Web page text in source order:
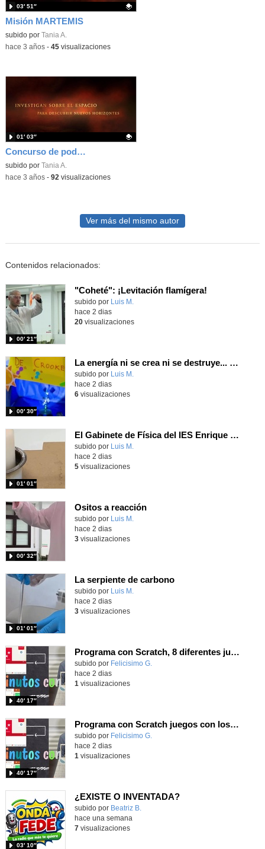
Misión MARTEMIS
Contenido educativo.
subido por Tania A.
03′ 51″
-hace 3 años- 45visualizaciones
Concurso de podcast 5º curso 2022-23
Contenido educativo.
subido por Tania A.
01′ 03″
-hace 3 años- 92 visualizaciones
Ver más del mismo autor
Contenidos relacionados:
"Coheté": ¡Levitación flamígera!
Contenido educativo.
subido por Luis M.
00′ 21″
hace 2 dias
20visualizaciones
La energía ni se crea ni se destruye... ¡se experimenta! El Tierno en la Feria Madrid es Ciencia 2026
Contenido educativo.
subido por Luis M.
00′ 30″
hace 2 dias
6visualizaciones
El Gabinete de Física del IES Enrique Tierno Galván de Parla (Curso 25-26)
Contenido educativo.
subido por Luis M.
01′ 01″
hace 2 dias
5visualizaciones
Ositos a reacción
Contenido educativo.
subido por Luis M.
00′ 32″
hace 2 dias
3visualizaciones
La serpiente de carbono
Contenido educativo.
subido por Luis M.
01′ 01″
hace 2 dias
3visualizaciones
Programa con Scratch, 8 diferentes juegos para vivir la emoción de los partidos de España en el mundial 2026
Contenido educativo.
subido por Felicisimo G.
40′ 17″
hace 2 dias
1 visualizaciones
Programa con Scratch juegos con los partidos del mundial 2026 ganados por España
Contenido educativo.
subido por Felicisimo G.
40′ 17″
hace 2 dias
1 visualizaciones
¿EXISTE O INVENTADA?
Contenido educativo.
subido por Beatriz B.
03′ 10″
hace una semana
7visualizaciones